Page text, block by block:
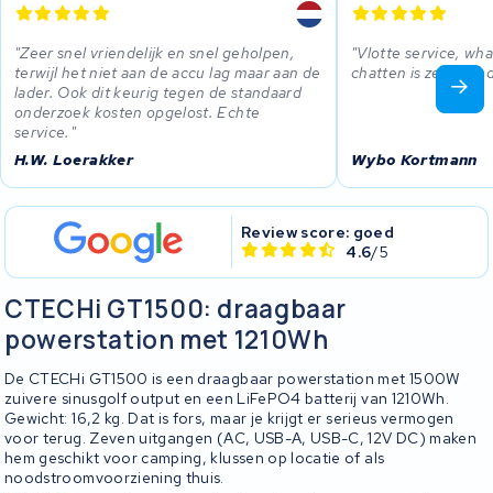
Zeer snel vriendelijk en snel geholpen,
terwijl het niet aan de accu lag maar aan de
lader. Ook dit keurig tegen de standaard
onderzoek kosten opgelost. Echte
service.
H.W. Loerakker
Vlotte service,
chatten is zeer
Wybo Kortmann
Review score: goed
4.6/5
CTECHi GT1500: draagbaar
powerstation met 1210Wh
De CTECHi GT1500 is een draagbaar powerstation met 1500W
zuivere sinusgolf output en een LiFePO4 batterij van 1210Wh.
Gewicht: 16,2 kg. Dat is fors, maar je krijgt er serieus vermogen
voor terug. Zeven uitgangen (AC, USB-A, USB-C, 12V DC) maken
hem geschikt voor camping, klussen op locatie of als
noodstroomvoorziening thuis.